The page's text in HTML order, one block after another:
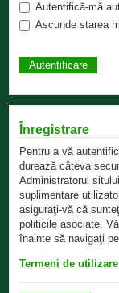
Autentifică-mă
Ascunde starea
Înregistrare
Pentru a vă
durează câteva
Administratorul
suplimentare
asiguraţi-vă că
politicile asociate.
înainte să navigaţi
Termeni de utilizare